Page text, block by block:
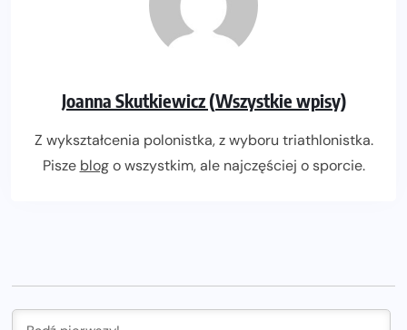
Joanna Skutkiewicz (Wszystkie wpisy)
Z wykształcenia polonistka, z wyboru triathlonistka.
Pisze blogo wszystkim, ale najczęściej o sporcie.